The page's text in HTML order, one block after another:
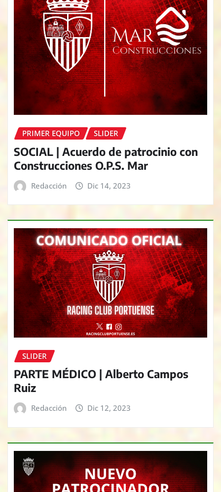
PRIMER EQUIPO SLIDER
SOCIAL | Acuerdo de patrocinio con
Construcciones O.P.S. Mar
Redacción Dic 14, 2023
SLIDER
PARTE MÉDICO | Alberto Campos
Ruiz
Redacción Dic 12, 2023